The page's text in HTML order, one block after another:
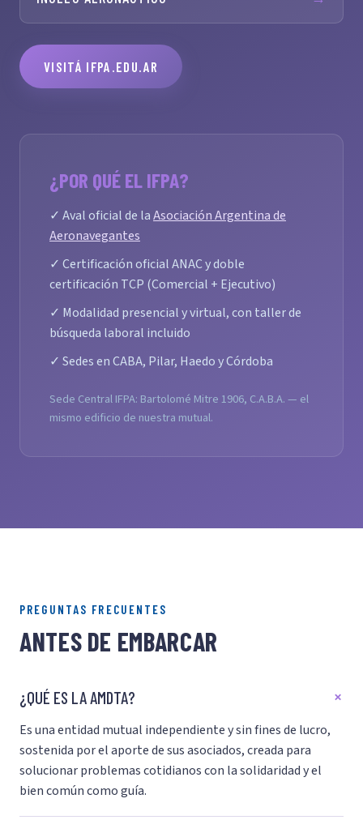
VISITÁ IFPA.EDU.AR
¿POR QUÉ EL IFPA?
✓ Aval oficial de laAsociación Argentina de
Aeronavegantes
✓ Certificación oficial ANAC y doble
certificación TCP (Comercial + Ejecutivo)
✓ Modalidad presencial y virtual, con taller de
búsqueda laboral incluido
✓ Sedes en CABA, Pilar, Haedo y Córdoba
Sede Central IFPA: Bartolomé Mitre 1906, C.A.B.A. — el
mismo edificio de nuestra mutual.
PREGUNTAS FRECUENTES
ANTES DE EMBARCAR
¿QUÉ ES LA AMDTA?
Es una entidad mutual independiente y sin fines de lucro,
sostenida por el aporte de sus asociados, creada para
solucionar problemas cotidianos con la solidaridad y el
bien común como guía.